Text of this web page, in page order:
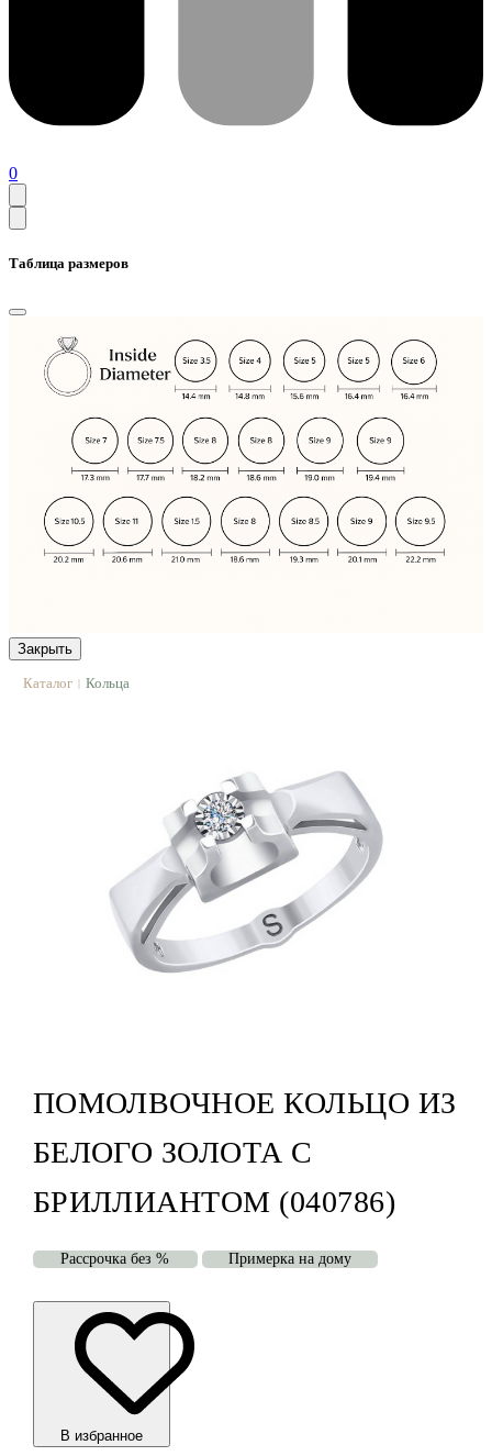
0
Таблица размеров
Закрыть
Каталог | Кольца
ПОМОЛВОЧНОЕ КОЛЬЦО ИЗ
БЕЛОГО ЗОЛОТА С
БРИЛЛИАНТОМ (040786)
Рассрочка без % Примерка на дому
В избранноe